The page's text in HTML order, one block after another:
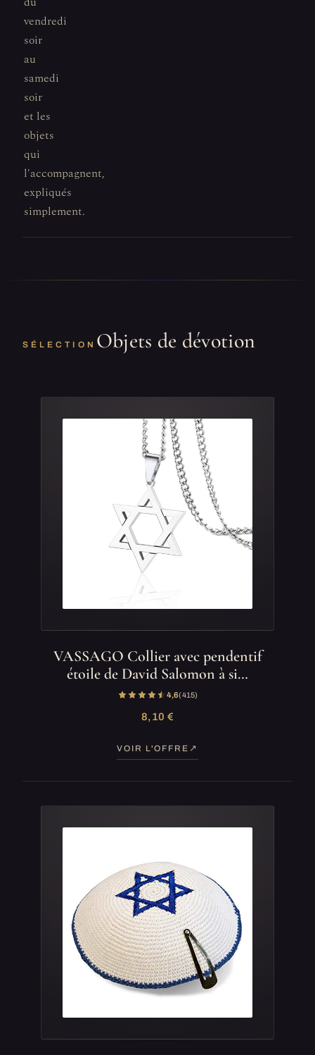
vendredi
soir
au
samedi
soir
et les
objets
qui
l'accompagnent,
expliqués
simplement.
SÉLECTION Objets de dévotion
VASSAGO Collier avec pendentif
étoile de David Salomon à si…
4,6(415)
8,10 €
VOIR L'OFFRE